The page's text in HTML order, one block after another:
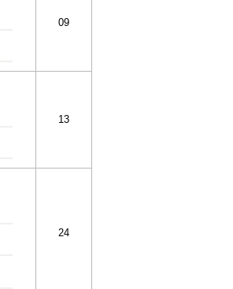
09
13
24